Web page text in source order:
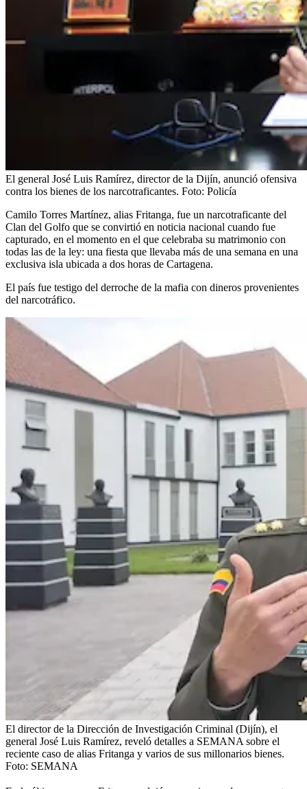
El general José Luis Ramírez, director de la Dijín, anunció ofensiva
contra los bienes de los narcotraficantes. Foto: Policía
Camilo Torres Martínez, alias Fritanga, fue un narcotraficante del
Clan del Golfo que se convirtió en noticia nacional cuando fue
capturado, en el momento en el que celebraba su matrimonio con
todas las de la ley: una fiesta que llevaba más de una semana en una
exclusiva isla ubicada a dos horas de Cartagena.
El país fue testigo del derroche de la mafia con dineros provenientes
del narcotráfico.
El director de la Dirección de Investigación Criminal (Dijín), el
general José Luis Ramírez, reveló detalles a SEMANA sobre el
reciente caso de alias Fritanga y varios de sus millonarios bienes.
Foto: SEMANA